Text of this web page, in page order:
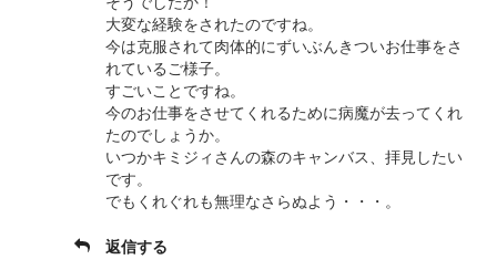
大変な経験をされたのですね。
今は克服されて肉体的にずいぶんきついお仕事をさ
れているご様子。
すごいことですね。
今のお仕事をさせてくれるために病魔が去ってくれ
たのでしょうか。
いつかキミジィさんの森のキャンバス、拝見したい
です。
でもくれぐれも無理なさらぬよう・・・。
返信する